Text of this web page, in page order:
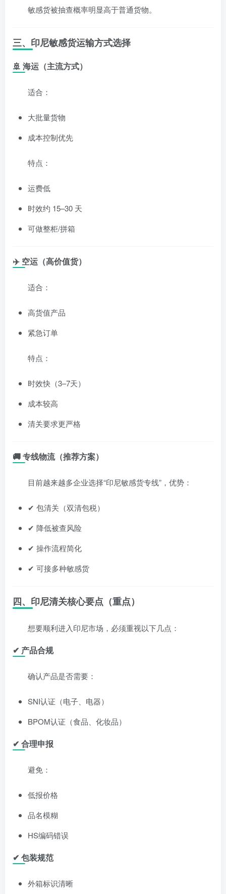
敏感货被抽查概率明显高于普通货物。
三、印尼敏感货运输方式选择
🚢 海运（主流方式）
适合：
大批量货物
成本控制优先
特点：
运费低
时效约 15–30 天
可做整柜/拼箱
✈️ 空运（高价值货）
适合：
高货值产品
紧急订单
特点：
时效快（3–7天）
成本较高
清关要求更严格
🚚 专线物流（推荐方案）
目前越来越多企业选择“印尼敏感货专线”，优势：
✔ 包清关（双清包税）
✔ 降低被查风险
✔ 操作流程简化
✔ 可接多种敏感货
四、印尼清关核心要点（重点）
想要顺利进入印尼市场，必须重视以下几点：
✔ 产品合规
确认产品是否需要：
SNI认证（电子、电器）
BPOM认证（食品、化妆品）
✔ 合理申报
避免：
低报价格
品名模糊
HS编码错误
✔ 包装规范
外箱标识清晰